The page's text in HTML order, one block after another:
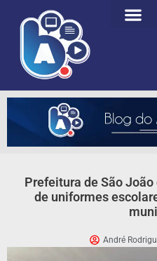
Prefeitura de São
de uniformes
André